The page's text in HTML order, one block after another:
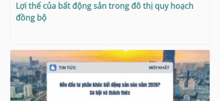
Lợi thế của bất động sản trong đô thị quy hoạch
đồng bộ